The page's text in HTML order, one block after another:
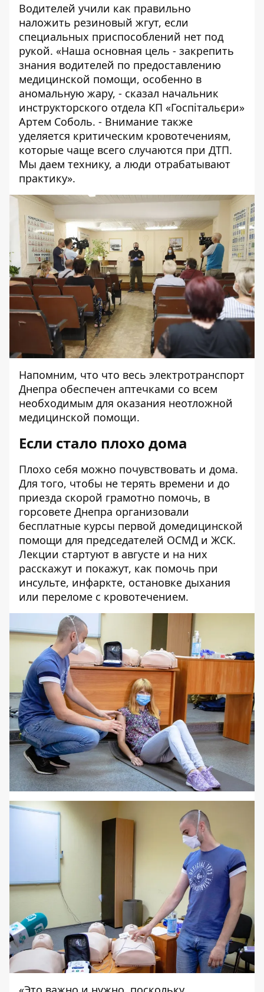
Водителей учили как правильно
наложить резиновый жгут, если
специальных приспособлений нет под
рукой. «Наша основная цель - закрепить
знания водителей по предоставлению
медицинской помощи, особенно в
аномальную жару, - сказал начальник
инструкторского отдела КП «Госпітальєри»
Артем Соболь. - Внимание также
уделяется критическим кровотечениям,
которые чаще всего случаются при ДТП.
Мы даем технику, а люди отрабатывают
практику».
Напомним, что что весь электротранспорт
Днепра обеспечен аптечками со всем
необходимым для оказания неотложной
медицинской помощи.
Если стало плохо дома
Плохо себя можно почувствовать и дома.
Для того, чтобы не терять времени и до
приезда скорой грамотно помочь, в
горсовете Днепра организовали
бесплатные курсы первой домедицинской
помощи для председателей ОСМД и ЖСК.
Лекции стартуют в августе и на них
расскажут и покажут, как помочь при
инсульте, инфаркте, остановке дыхания
или переломе с кровотечением.